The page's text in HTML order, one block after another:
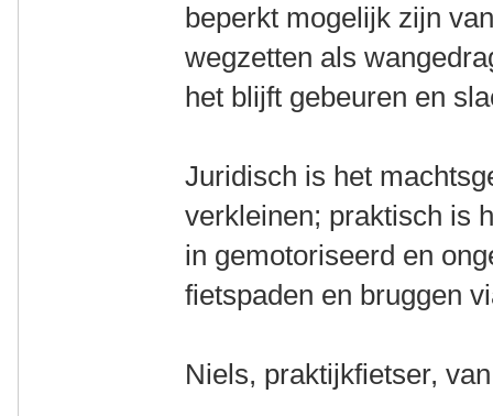
beperkt mogelijk zijn
wegzetten als
het blijft gebeuren en
Juridisch is het
verkleinen; praktisch is
in gemotoriseerd en
fietspaden en bruggen
Niels, praktijkfietser,